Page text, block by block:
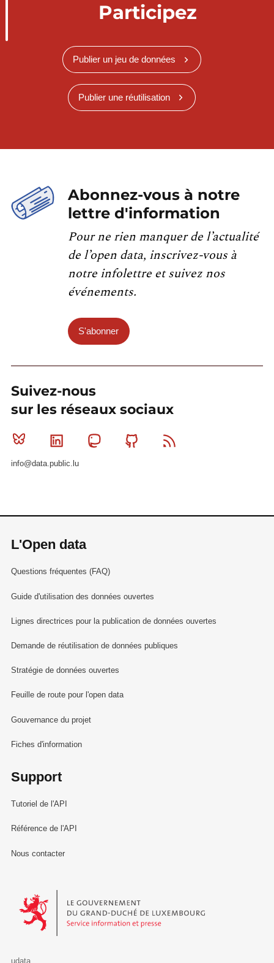
Participez
Publier un jeu de données
Publier une réutilisation
Abonnez-vous à notre
lettre d'information
Pour ne rien manquer de l’actualité
de l’open data, inscrivez-vous à
notre infolettre et suivez nos
événements.
S'abonner
Suivez-nous
sur les réseaux sociaux
Bluesky Linkedin MastodonGithub
info@data.public.lu
L'Open data
Questions fréquentes (FAQ)
Guide d'utilisation des données ouvertes
Lignes directrices pour la publication de données ouvertes
Demande de réutilisation de données publiques
Stratégie de données ouvertes
Feuille de route pour l'open data
Gouvernance du projet
Fiches d'information
Support
Tutoriel de l'API
Référence de l'API
Nous contacter
Le Gouvernement du Grand-Duché de Luxembourg - Service
udata